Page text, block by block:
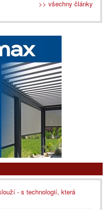
>> všechny články
- s technologií, která